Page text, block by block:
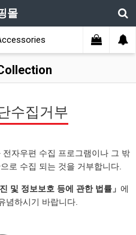
몰
수집거부
자우편 수집 프로그램이나 그 밖
로 수집 되는 것을 거부합니다.
및 정보보호 등에 관한 법률」 에
념하시기 바랍니다.